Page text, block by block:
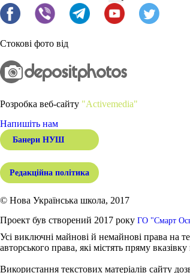
Стокові фото від
Розробка веб-сайту "Activemedia"
Напишіть нам
Банери НУШ
Редакційна політика
© Нова Українська школа, 2017
Проект був створений 2017 року ГО "Смарт
Усі виключні майнові й немайнові права на
авторського права, які містять пряму
Використання текстових матеріалів сайту